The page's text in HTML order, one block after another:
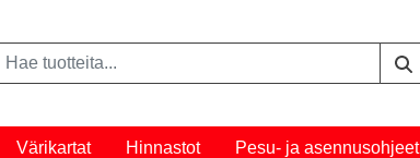
Värikartat Hinnastot Pesu- ja asennusohjeet